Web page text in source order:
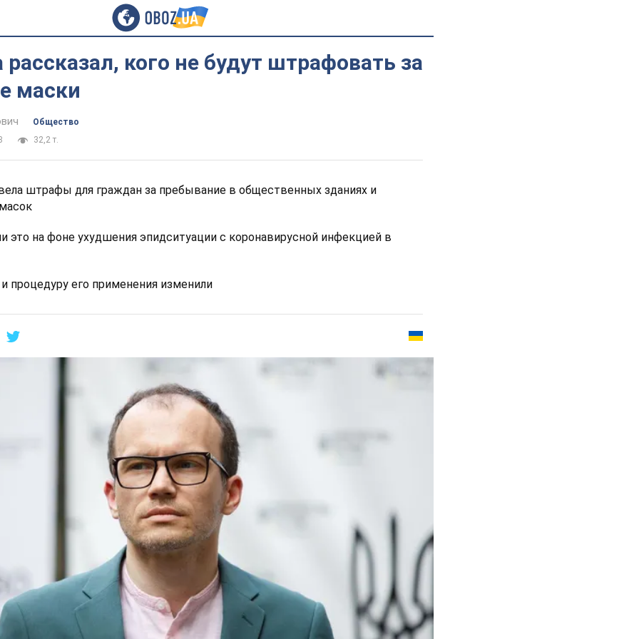
кого не будут штрафовать за
маски
Общество
32,2 т.
штрафы для граждан за пребывание в общественных зданиях и
это на фоне ухудшения эпидситуации с коронавирусной инфекцией в
процедуру его применения изменили